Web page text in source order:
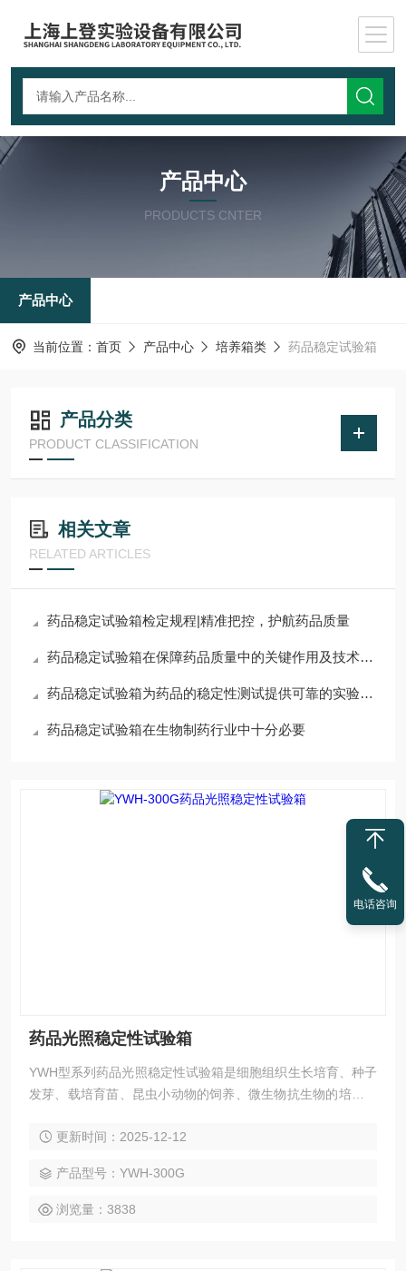
产品中心
PRODUCTS CNTER
产品中心
当前位置： 首页 产品中心 培养箱类 药品稳定试验箱
产品分类
PRODUCT CLASSIFICATION
相关文章
RELATED ARTICLES
药品稳定试验箱检定规程|精准把控，护航药品质量
药品稳定试验箱在保障药品质量中的关键作用及技术进步
药品稳定试验箱为药品的稳定性测试提供可靠的实验环境
药品稳定试验箱在生物制药行业中十分必要
药品光照稳定性试验箱
YWH型系列药品光照稳定性试验箱是细胞组织生长培育、种子
发芽、载培育苗、昆虫小动物的饲养、微生物抗生物的培养保
研究、农业科学、水产、畜牧等领域从事生产和科研作恒温、
更新时间：2025-12-12
产品型号：YWH-300G
浏览量：3838
电话咨询